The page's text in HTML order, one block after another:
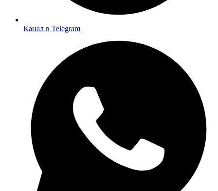
Канал в Telegram